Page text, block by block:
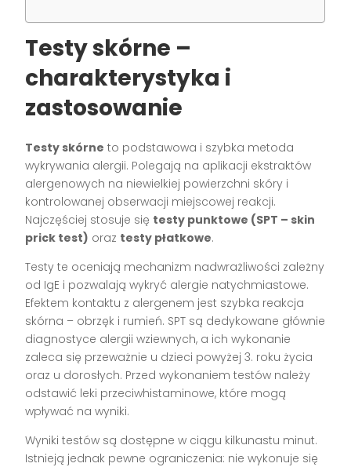
Testy skórne –
charakterystyka i
zastosowanie
Testy skórne to podstawowa i szybka metoda
wykrywania alergii. Polegają na aplikacji ekstraktów
alergenowych na niewielkiej powierzchni skóry i
kontrolowanej obserwacji miejscowej reakcji.
Najczęściej stosuje się testy punktowe (SPT – skin
prick test) oraz testy płatkowe.
Testy te oceniają mechanizm nadwrażliwości zależny
od IgE i pozwalają wykryć alergie natychmiastowe.
Efektem kontaktu z alergenem jest szybka reakcja
skórna – obrzęk i rumień. SPT są dedykowane głównie
diagnostyce alergii wziewnych, a ich wykonanie
zaleca się przeważnie u dzieci powyżej 3. roku życia
oraz u dorosłych. Przed wykonaniem testów należy
odstawić leki przeciwhistaminowe, które mogą
wpływać na wyniki.
Wyniki testów są dostępne w ciągu kilkunastu minut.
Istnieją jednak pewne ograniczenia: nie wykonuje się